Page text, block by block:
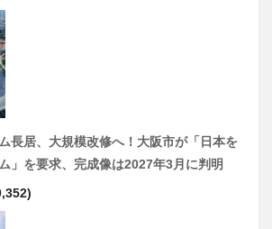
長居、大規模改修へ！大阪市が「日本を
」を要求、完成像は2027年3月に判明